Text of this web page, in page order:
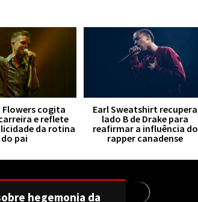
Flowers cogita
e reflete
da rotina
do pai
Earl Sweatshirt recupera
lado B de Drake para
reafirmar a influência do
rapper canadense
hegemonia da